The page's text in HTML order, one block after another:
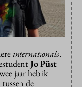
internationals.
Jo Püst
jaar heb ik
de